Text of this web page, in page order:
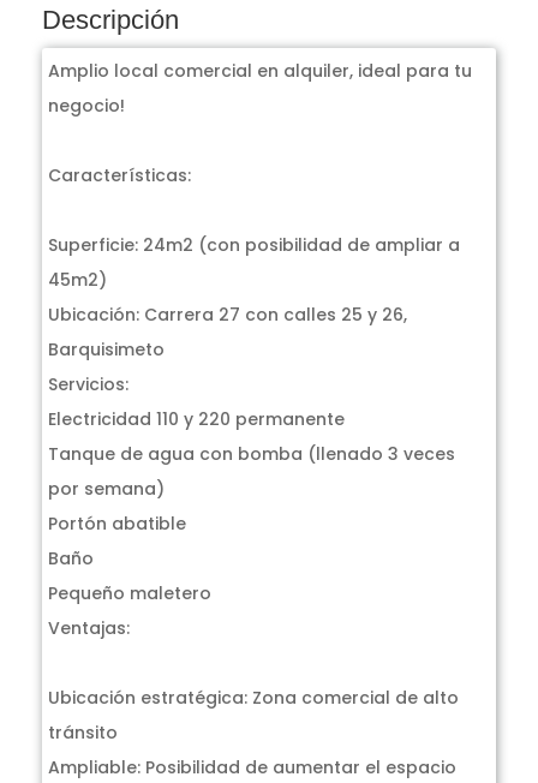
Descripción
Amplio local comercial en alquiler, ideal para tu
negocio!
Características:
Superficie: 24m2 (con posibilidad de ampliar a
45m2)
Ubicación: Carrera 27 con calles 25 y 26,
Barquisimeto
Servicios:
Electricidad 110 y 220 permanente
Tanque de agua con bomba (llenado 3 veces
por semana)
Portón abatible
Baño
Pequeño maletero
Ventajas:
Ubicación estratégica: Zona comercial de alto
tránsito
Ampliable: Posibilidad de aumentar el espacio